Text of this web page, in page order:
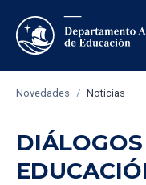
Novedades / Noticias